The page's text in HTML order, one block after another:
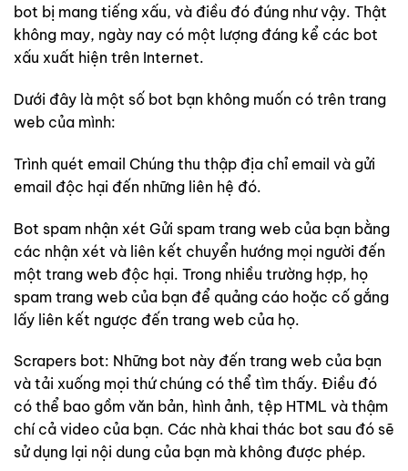
bot bị mang tiếng xấu, và điều đó đúng như vậy. Thật
không may, ngày nay có một lượng đáng kể các bot
xấu xuất hiện trên Internet.
Dưới đây là một số bot bạn không muốn có trên trang
web của mình:
Trình quét email Chúng thu thập địa chỉ email và gửi
email độc hại đến những liên hệ đó.
Bot spam nhận xét Gửi spam trang web của bạn bằng
các nhận xét và liên kết chuyển hướng mọi người đến
một trang web độc hại. Trong nhiều trường hợp, họ
spam trang web của bạn để quảng cáo hoặc cố gắng
lấy liên kết ngược đến trang web của họ.
Scrapers bot: Những bot này đến trang web của bạn
và tải xuống mọi thứ chúng có thể tìm thấy. Điều đó
có thể bao gồm văn bản, hình ảnh, tệp HTML và thậm
chí cả video của bạn. Các nhà khai thác bot sau đó sẽ
sử dụng lại nội dung của bạn mà không được phép.